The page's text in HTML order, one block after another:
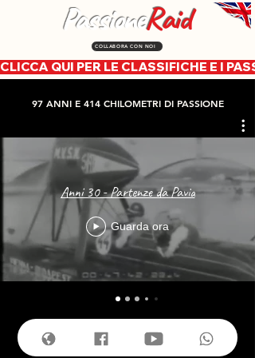
PassioneRaid
COLLABORA CON NOI
CLICCA QUI PER LE CLASSIFICHE E I
97 ANNI E 414 CHILOMETRI DI PASSIONE
Anni 30 - Partenze da Pavia
Guarda ora